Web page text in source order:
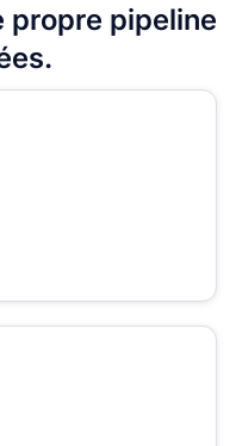
propre pipeline